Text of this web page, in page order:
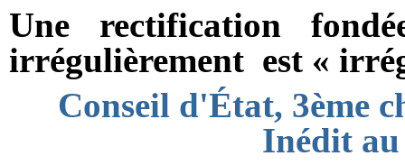
Une rectification
irrégulièrement est «
Conseil d'État, 3ème
Inédit